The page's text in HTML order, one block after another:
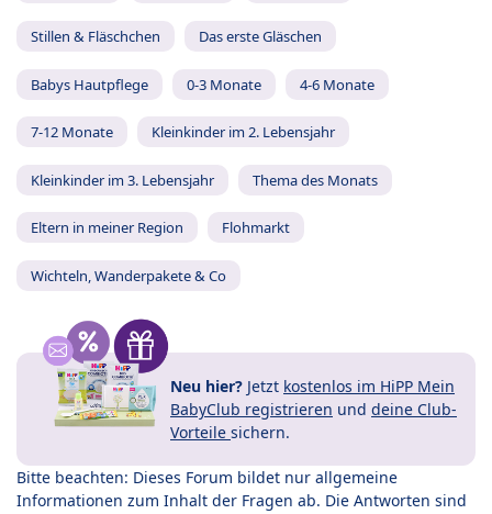
Stillen & Fläschchen Das erste Gläschen
Babys Hautpflege 0-3 Monate 4-6 Monate
7-12 Monate Kleinkinder im 2. Lebensjahr
Kleinkinder im 3. Lebensjahr Thema des Monats
Eltern in meiner Region Flohmarkt
Wichteln, Wanderpakete & Co
Neu hier? Jetzt kostenlos im HiPP Mein
BabyClub registrieren und deine Club-
Vorteile sichern.
Bitte beachten: Dieses Forum bildet nur allgemeine
Informationen zum Inhalt der Fragen ab. Die Antworten sind